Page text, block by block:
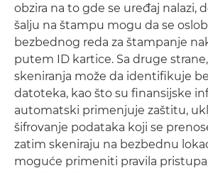
obzira na to gde se uređaj nalazi,
šalju na štampu mogu da se
bezbednog reda za štampanje
putem ID kartice. Sa druge
skeniranja može da identifikuje
datoteka, kao što su finansijske
automatski primenjuje zaštitu,
šifrovanje podataka koji se
zatim skeniraju na bezbednu
moguće primeniti pravila